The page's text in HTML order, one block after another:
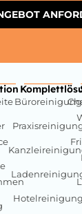
Büroreinigung
Hotelreinigung